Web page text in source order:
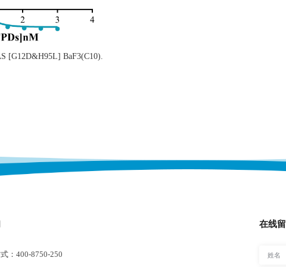
[G12D&H95L] BaF3(C10).
：400-8750-250
在线